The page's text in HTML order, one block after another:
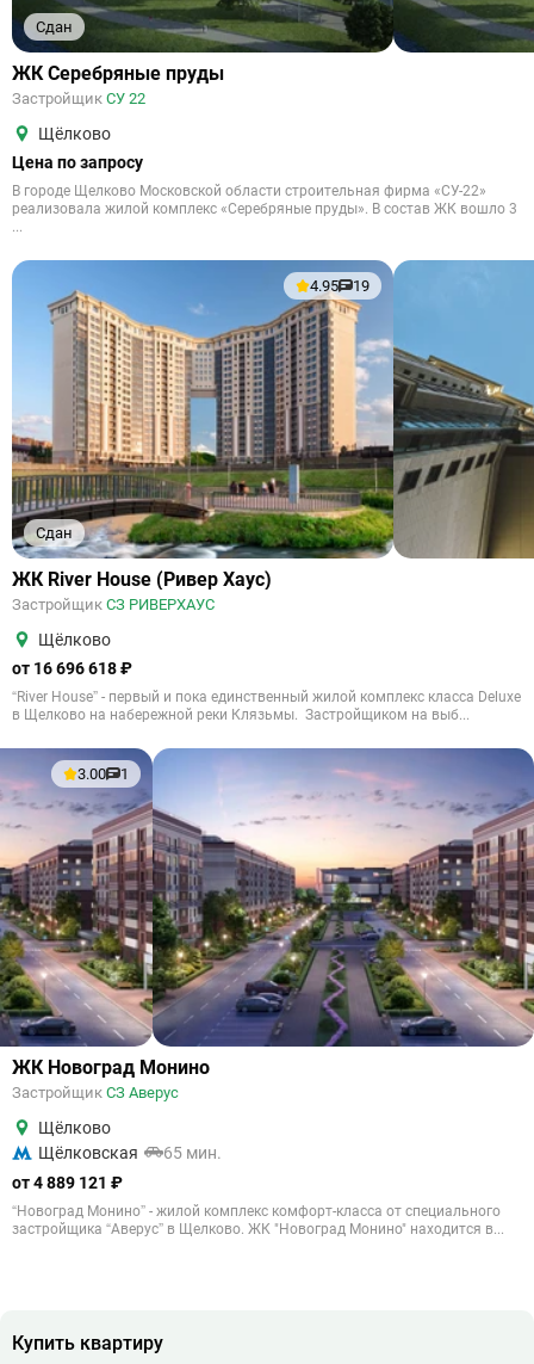
Сдан
ЖК Серебряные пруды
Застройщик СУ 22
Щёлково
Цена по запросу
В городе Щелково Московской области строительная фирма «СУ-22»
реализовала жилой комплекс «Серебряные пруды». В состав ЖК вошло 3
...
Сдан
4.95 19
ЖК River House (Ривер Хаус)
Застройщик СЗ РИВЕРХАУС
Щёлково
от 16 696 618 ₽
“River House” - первый и пока единственный жилой комплекс класса Deluxe
в Щелково на набережной реки Клязьмы. Застройщиком на выб...
3.00 1
ЖК Новоград Монино
Застройщик СЗ Аверус
Щёлково
Щёлковская
65 мин.
от 4 889 121 ₽
“Новоград Монино” - жилой комплекс комфорт-класса от специального
застройщика “Аверус” в Щелково. ЖК "Новоград Монино" находится в...
Купить квартиру